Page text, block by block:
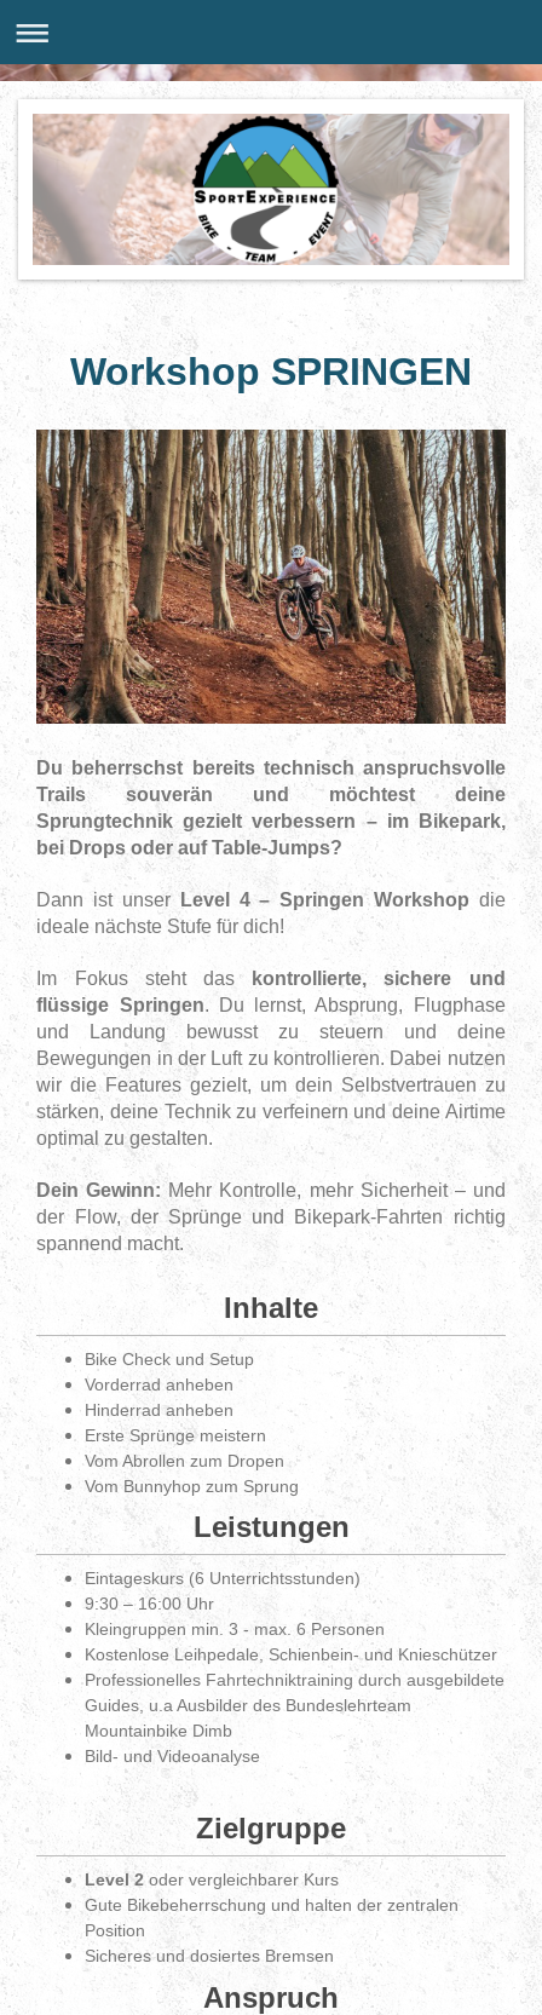
Workshop SPRINGEN
Du beherrschst bereits technisch anspruchsvolle
Trails souverän und möchtest deine
Sprungtechnik gezielt verbessern – im Bikepark,
bei Drops oder auf Table-Jumps?
Dann ist unserLevel 4 – Springen Workshop die
ideale nächste Stufe für dich!
Im Fokus steht das
kontrollierte, sichere und
flüssige Springen.
Du lernst, Absprung, Flugphase
und Landung bewusst zu steuern und deine
Bewegungen in der Luft zu kontrollieren. Dabei nutzen
wir die Features gezielt, um dein Selbstvertrauen zu
stärken, deine Technik zu verfeinern und deine Airtime
optimal zu gestalten.
Dein Gewinn: Mehr Kontrolle, mehr Sicherheit – und
der Flow, der Sprünge und Bikepark-Fahrten richtig
spannend macht.
Inhalte
Bike Check und Setup
Vorderrad anheben
Hinderrad anheben
Erste Sprünge meistern
Vom Abrollen zum Dropen
Vom Bunnyhop zum Sprung
Leistungen
Eintageskurs (6 Unterrichtsstunden)
9:30 – 16:00 Uhr
Kleingruppen min. 3 - max. 6 Personen
Kostenlose Leihpedale, Schienbein- und Knieschützer
Professionelles Fahrtechniktraining durch ausgebildete
Guides, u.a Ausbilder des Bundeslehrteam
Mountainbike Dimb
Bild- und Videoanalyse
Zielgruppe
Level 2 oder vergleichbarer Kurs
Gute Bikebeherrschung und halten der zentralen
Position
Sicheres und dosiertes Bremsen
Anspruch